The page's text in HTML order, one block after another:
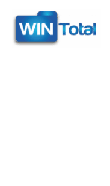
Inhalt
springen